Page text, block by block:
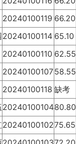
20240100119 66.20
20240100114 65.10
20240100110 62.55
2024010010758.55
20240100118 缺考
2024010010480.80
2024010010275.65